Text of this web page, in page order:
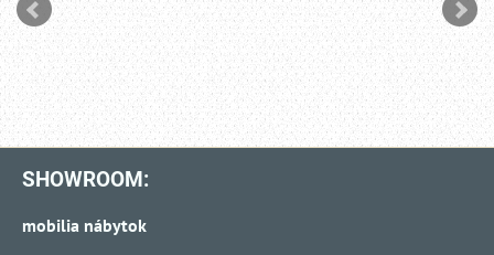
SHOWROOM:
mobilia nábytok